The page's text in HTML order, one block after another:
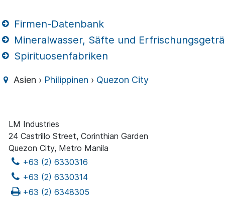
Firmen-Datenbank
Mineralwasser, Säfte und
Spirituosenfabriken
Asien › Philippinen › Quezon City
LM Industries
24 Castrillo Street, Corinthian Garden
Quezon City, Metro Manila
+63 (2) 6330316
+63 (2) 6330314
+63 (2) 6348305